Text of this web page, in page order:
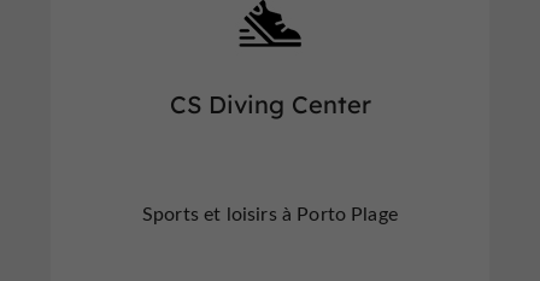
CS Diving Center
Sports et loisirs à Porto Plage